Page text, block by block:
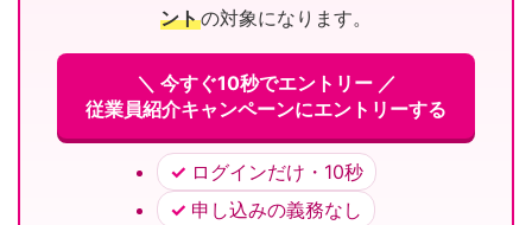
ントの対象になります。
＼ 今すぐ10秒でエントリー ／
従業員紹介キャンペーンにエントリーする
ログインだけ・10秒
申し込みの義務なし